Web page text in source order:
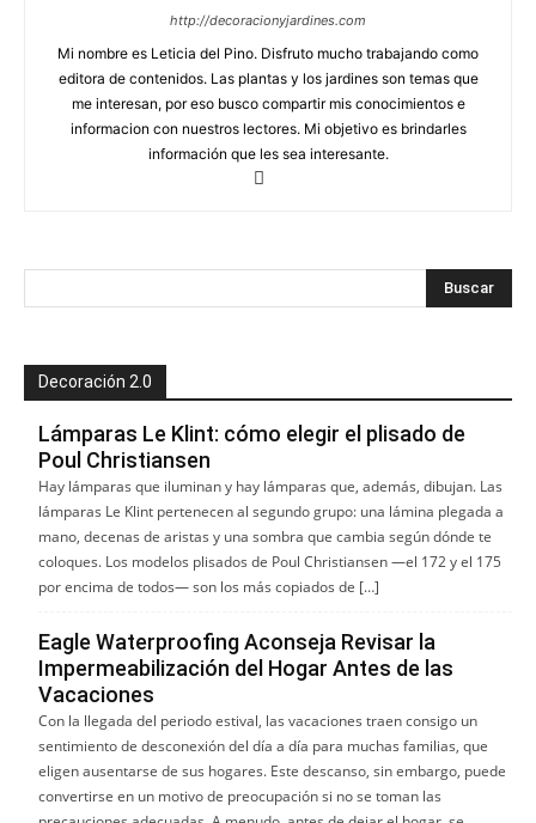
http://decoracionyjardines.com
Mi nombre es Leticia del Pino. Disfruto mucho trabajando como
editora de contenidos. Las plantas y los jardines son temas que
me interesan, por eso busco compartir mis conocimientos e
informacion con nuestros lectores. Mi objetivo es brindarles
información que les sea interesante.
Decoración 2.0
Lámparas Le Klint: cómo elegir el plisado de
Poul Christiansen
Hay lámparas que iluminan y hay lámparas que, además, dibujan. Las
lámparas Le Klint pertenecen al segundo grupo: una lámina plegada a
mano, decenas de aristas y una sombra que cambia según dónde te
coloques. Los modelos plisados de Poul Christiansen —el 172 y el 175
por encima de todos— son los más copiados de […]
Eagle Waterproofing Aconseja Revisar la
Impermeabilización del Hogar Antes de las
Vacaciones
Con la llegada del periodo estival, las vacaciones traen consigo un
sentimiento de desconexión del día a día para muchas familias, que
eligen ausentarse de sus hogares. Este descanso, sin embargo, puede
convertirse en un motivo de preocupación si no se toman las